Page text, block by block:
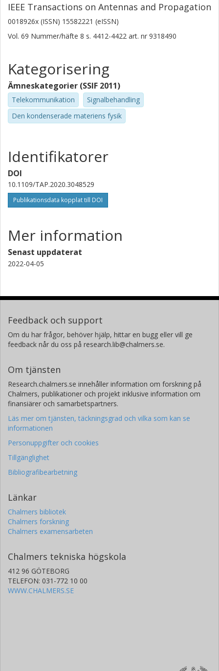
IEEE Transactions on Antennas and Propagation
0018926x (ISSN) 15582221 (eISSN)
Vol. 69 Nummer/häfte 8 s. 4412-4422 art. nr 9318490
Kategorisering
Ämneskategorier (SSIF 2011)
Telekommunikation
Signalbehandling
Den kondenserade materiens fysik
Identifikatorer
DOI
10.1109/TAP.2020.3048529
Publikationsdata kopplat till DOI
Mer information
Senast uppdaterat
2022-04-05
Feedback och support
Om du har frågor, behöver hjälp, hittar en bugg eller vill ge
feedback når du oss på research.lib@chalmers.se.
Om tjänsten
Research.chalmers.se innehåller information om forskning på
Chalmers, publikationer och projekt inklusive information om
finansiärer och samarbetspartners.
Läs mer om tjänsten, täckningsgrad och vilka som kan se
informationen
Personuppgifter och cookies
Tillgänglighet
Bibliografibearbetning
Länkar
Chalmers bibliotek
Chalmers forskning
Chalmers examensarbeten
Chalmers tekniska högskola
412 96 GÖTEBORG
TELEFON: 031-772 10 00
WWW.CHALMERS.SE